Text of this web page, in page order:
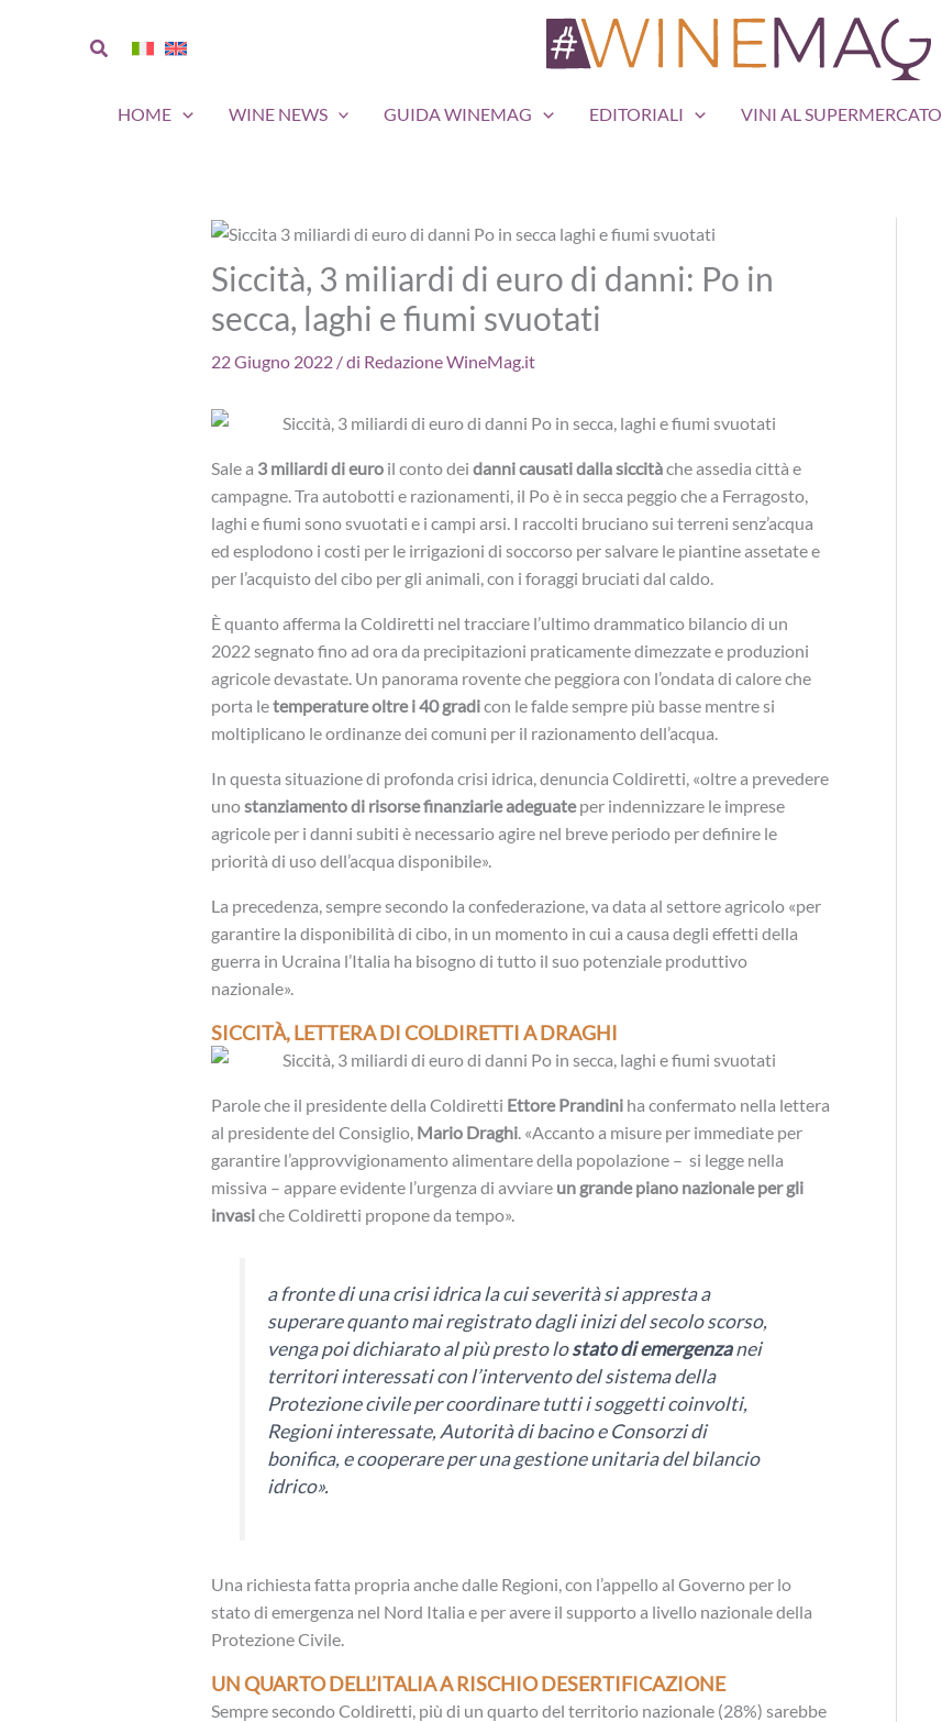
Cerca
HOME WINE NEWS GUIDA WINEMAG EDITORIALI VINI AL SUPERMERCATO
Siccità, 3 miliardi di euro di danni: Po in
secca, laghi e fiumi svuotati
22 Giugno 2022 / di Redazione WineMag.it
Sale a 3 miliardi di euro il conto dei danni causati dalla siccitàche assedia città e
campagne. Tra autobotti e razionamenti, il Po è in secca peggio che a Ferragosto,
laghi e fiumi sono svuotati e i campi arsi. I raccolti bruciano sui terreni senz’acqua
ed esplodono i costi per le irrigazioni di soccorso per salvare le piantine assetate e
per l’acquisto del cibo per gli animali, con i foraggi bruciati dal caldo.
È quanto afferma la Coldiretti nel tracciare l’ultimo drammatico bilancio di un
2022 segnato fino ad ora da precipitazioni praticamente dimezzate e produzioni
agricole devastate. Un panorama rovente che peggiora con l’ondata di calore che
porta letemperature oltre i 40 gradicon le falde sempre più basse mentre si
moltiplicano le ordinanze dei comuni per il razionamento dell’acqua.
In questa situazione di profonda crisi idrica, denuncia Coldiretti, «oltre a prevedere
unostanziamento di risorse finanziarie adeguateper indennizzare le imprese
agricole per i danni subiti è necessario agire nel breve periodo per definire le
priorità di uso dell’acqua disponibile».
La precedenza, sempre secondo la confederazione, va data al settore agricolo «per
garantire la disponibilità di cibo, in un momento in cui a causa degli effetti della
guerra in Ucraina l’Italia ha bisogno di tutto il suo potenziale produttivo
nazionale».
SICCITÀ, LETTERA DI COLDIRETTI A DRAGHI
Parole che il presidente della Coldiretti Ettore Prandini ha confermato nella lettera
al presidente del Consiglio, Mario Draghi. «Accanto a misure per immediate per
garantire l’approvvigionamento alimentare della popolazione – si legge nella
missiva – appare evidente l’urgenza di avviare un grande piano nazionale per gli
invasiche Coldiretti propone da tempo».
a fronte di una crisi idrica la cui severità si appresta a
superare quanto mai registrato dagli inizi del secolo scorso,
venga poi dichiarato al più presto lostato di emergenzanei
territori interessati con l’intervento del sistema della
Protezione civile per coordinare tutti i soggetti coinvolti,
Regioni interessate, Autorità di bacino e Consorzi di
bonifica, e cooperare per una gestione unitaria del bilancio
idrico».
Una richiesta fatta propria anche dalle Regioni, con l’appello al Governo per lo
stato di emergenza nel Nord Italia e per avere il supporto a livello nazionale della
Protezione Civile.
UN QUARTO DELL’ITALIA A RISCHIO DESERTIFICAZIONE
Sempre secondo Coldiretti, più di un quarto del territorio nazionale (28%) sarebbe